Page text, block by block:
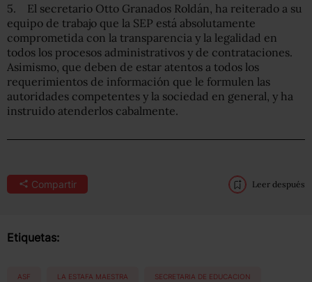
5. El secretario Otto Granados Roldán, ha reiterado a su
equipo de trabajo que la SEP está absolutamente
comprometida con la transparencia y la legalidad en
todos los procesos administrativos y de contrataciones.
Asimismo, que deben de estar atentos a todos los
requerimientos de información que le formulen las
autoridades competentes y la sociedad en general, y ha
instruido atenderlos cabalmente.
Compartir Leer después
Etiquetas:
ASF LA ESTAFA MAESTRA SECRETARIA DE EDUCACION